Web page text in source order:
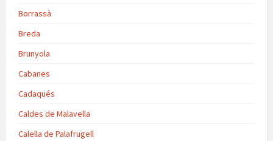
Borrassà
Breda
Brunyola
Cabanes
Cadaqués
Caldes de Malavella
Calella de Palafrugell